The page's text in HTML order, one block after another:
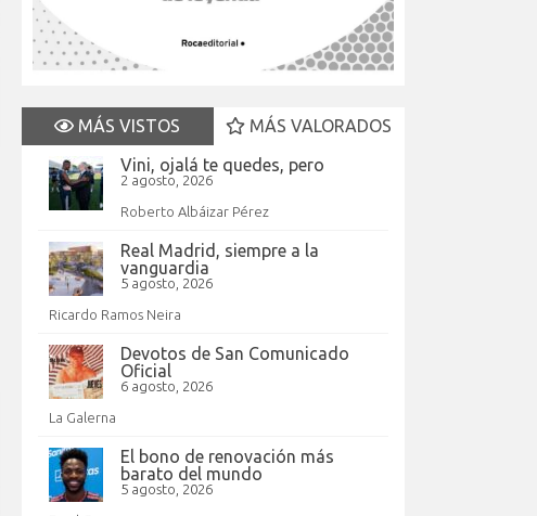
MÁS VISTOS
MÁS VALORADOS
Vini, ojalá te quedes, pero
2 agosto, 2026
Roberto Albáizar Pérez
Real Madrid, siempre a la
vanguardia
5 agosto, 2026
Ricardo Ramos Neira
Devotos de San Comunicado
Oficial
6 agosto, 2026
La Galerna
El bono de renovación más
barato del mundo
5 agosto, 2026